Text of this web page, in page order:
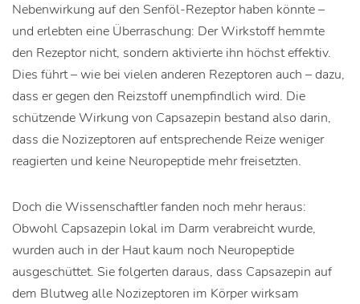
Nebenwirkung auf den Senföl-Rezeptor haben könnte –
und erlebten eine Überraschung: Der Wirkstoff hemmte
den Rezeptor nicht, sondern aktivierte ihn höchst effektiv.
Dies führt – wie bei vielen anderen Rezeptoren auch – dazu,
dass er gegen den Reizstoff unempfindlich wird. Die
schützende Wirkung von Capsazepin bestand also darin,
dass die Nozizeptoren auf entsprechende Reize weniger
reagierten und keine Neuropeptide mehr freisetzten.
Doch die Wissenschaftler fanden noch mehr heraus:
Obwohl Capsazepin lokal im Darm verabreicht wurde,
wurden auch in der Haut kaum noch Neuropeptide
ausgeschüttet. Sie folgerten daraus, dass Capsazepin auf
dem Blutweg alle Nozizeptoren im Körper wirksam